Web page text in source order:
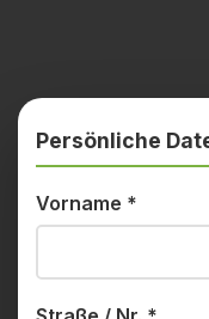
Persönliche
Vorname *